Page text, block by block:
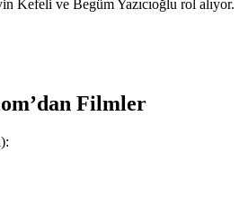
Kefeli ve Begüm Yazıcıoğlu rol alıyor.
Filmler